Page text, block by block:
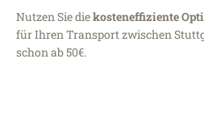
Nutzen Sie diekosteneffiziente
für Ihren Transport zwischen
schon ab 50€.